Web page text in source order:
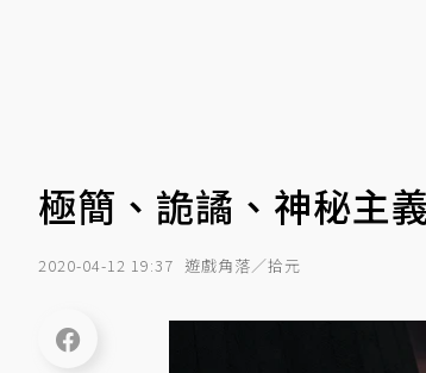
極簡、詭譎、神秘主
2020-04-12 19:37 遊戲角落／拾元